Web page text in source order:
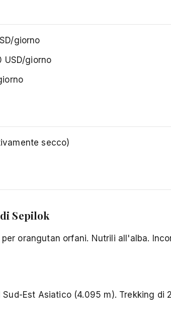
giorno
USD/giorno
secco)
Sepilok
orangutan orfani. Nutrili all'alba.
Est Asiatico (4.095 m). Trekking di